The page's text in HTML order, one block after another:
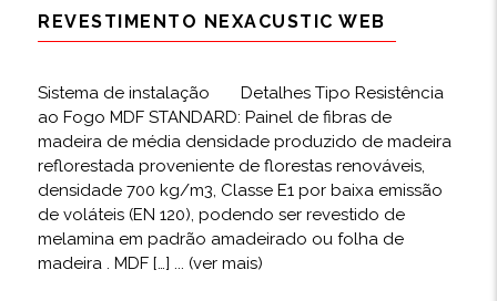
REVESTIMENTO NEXACUSTIC WEB
Sistema de instalação Detalhes Tipo Resistência
ao Fogo MDF STANDARD: Painel de fibras de
madeira de média densidade produzido de madeira
reflorestada proveniente de florestas renováveis,
densidade 700 kg/m3, Classe E1 por baixa emissão
de voláteis (EN 120), podendo ser revestido de
melamina em padrão amadeirado ou folha de
madeira . MDF […] ... (ver mais)